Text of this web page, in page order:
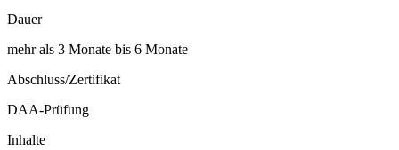
Dauer
mehr als 3 Monate bis 6 Monate
Abschluss/Zertifikat
DAA-Prüfung
Inhalte